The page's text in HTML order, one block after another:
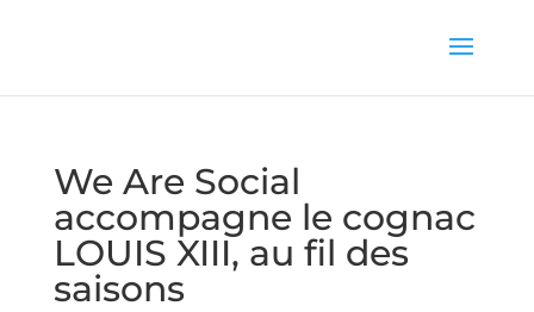
We Are Social
accompagne le cognac
LOUIS XIII, au fil des
saisons